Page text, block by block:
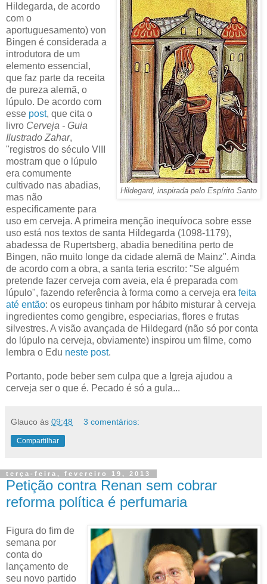
Hildegard, inspirada pelo Espírito Santo
Hildegarda, de acordo
com o
aportuguesamento) von
Bingen é considerada a
introdutora de um
elemento essencial,
que faz parte da receita
de pureza alemã, o
lúpulo. De acordo com
esse post, que cita o
livro Cerveja - Guia
Ilustrado Zahar,
"registros do século VIII
mostram que o lúpulo
era comumente
cultivado nas abadias,
mas não
especificamente para
uso em cerveja. A primeira menção inequívoca sobre esse
uso está nos textos de santa Hildegarda (1098-1179),
abadessa de Rupertsberg, abadia beneditina perto de
Bingen, não muito longe da cidade alemã de Mainz". Ainda
de acordo com a obra, a santa teria escrito: "Se alguém
pretende fazer cerveja com aveia, ela é preparada com
lúpulo", fazendo referência à forma como a cerveja era feita
até então: os europeus tinham por hábito misturar à cerveja
ingredientes como gengibre, especiarias, flores e frutas
silvestres. A visão avançada de Hildegard (não só por conta
do lúpulo na cerveja, obviamente) inspirou um filme, como
lembra o Edu neste post.
Portanto, pode beber sem culpa que a Igreja ajudou a
cerveja ser o que é. Pecado é só a gula...
Glauco às 09:48 3 comentários:
Compartilhar
terça-feira, fevereiro 19, 2013
Petição contra Renan sem cobrar
reforma política é perfumaria
Figura do fim de
semana por
conta do
lançamento de
seu novo partido